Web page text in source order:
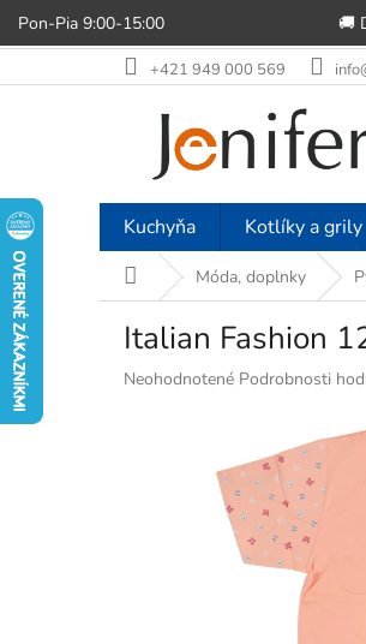
Pon-Pia 9:00-15:00 🚚
na
+421 949 000 569
Kuchyňa Kotlíky a grily
DomovMóda, doplnky
Italian Fashion
Priemerné
Neohodnotené Podrobnosti